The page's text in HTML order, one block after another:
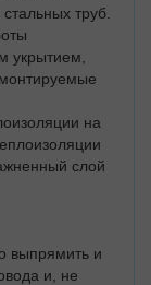
труб.
укрытием,
на
слой
выпрямить и
и, не